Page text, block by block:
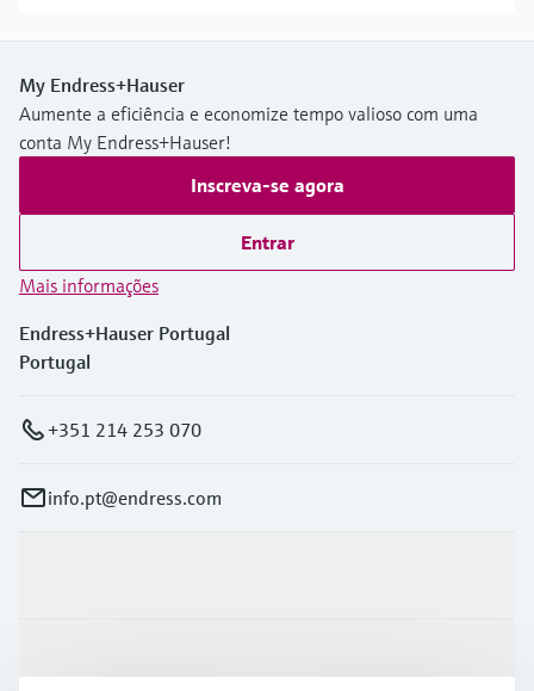
My Endress+Hauser
Aumente a eficiência e economize tempo valioso com uma
conta My Endress+Hauser!
Inscreva-se agora
Entrar
Mais informações
Endress+Hauser Portugal
Portugal
+351 214 253 070
info.pt@endress.com